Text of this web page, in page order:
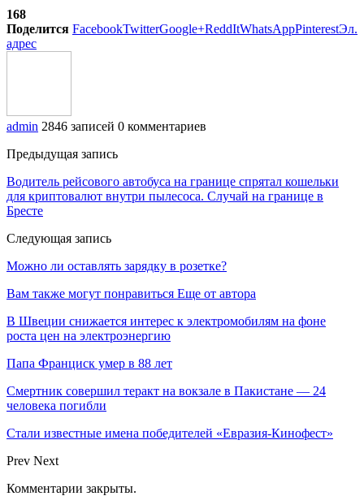
168
Поделится FacebookTwitterGoogle+ReddItWhatsAppPinterestЭл.
адрес
admin 2846 записей 0 комментариев
Предыдущая запись
Водитель рейсового автобуса на границе спрятал кошельки
для криптовалют внутри пылесоса. Случай на границе в
Бресте
Следующая запись
Можно ли оставлять зарядку в розетке?
Вам также могут понравиться Еще от автора
В Швеции снижается интерес к электромобилям на фоне
роста цен на электроэнергию
Папа Франциск умер в 88 лет
Смертник совершил теракт на вокзале в Пакистане — 24
человека погибли
Стали известные имена победителей «Евразия-Кинофест»
Prev Next
Комментарии закрыты.